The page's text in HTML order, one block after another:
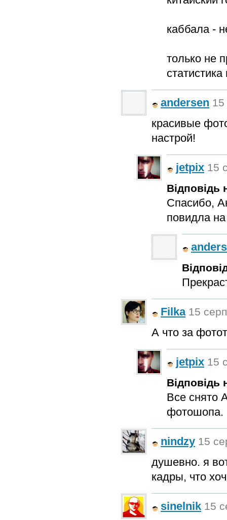
каббала -
только не
andersen 15
красивые
настрой!
jetpix 15
Відповідь
Спасибо,
повидла
Filka 15
А что за
jetpix 15
Відповідь
Все снято
фотошопа.
nindzy 15
душевно. я
кадры, что
sinelnik 15